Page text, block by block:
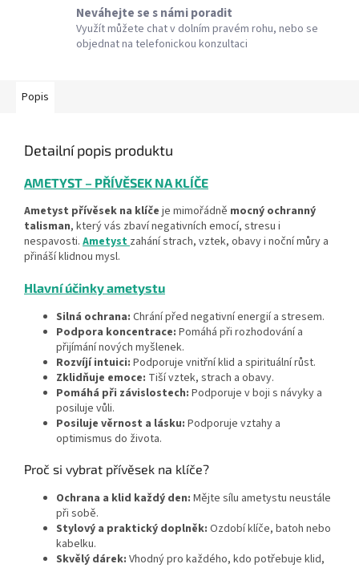
Neváhejte se s námi poradit
Využít můžete chat v dolním pravém rohu, nebo se
objednat na telefonickou konzultaci
Popis
Detailní popis produktu
AMETYST – PŘÍVĚSEK NA KLÍČE
Ametyst přívěsek na klíče je mimořádně mocný ochranný
talisman, který vás zbaví negativních emocí, stresu i
nespavosti. Ametyst zahání strach, vztek, obavy i noční můry a
přináší klidnou mysl.
Hlavní účinky ametystu
Silná ochrana: Chrání před negativní energií a stresem.
Podpora koncentrace: Pomáhá při rozhodování a
přijímání nových myšlenek.
Rozvíjí intuici: Podporuje vnitřní klid a spirituální růst.
Zklidňuje emoce: Tiší vztek, strach a obavy.
Pomáhá při závislostech: Podporuje v boji s návyky a
posiluje vůli.
Posiluje věrnost a lásku: Podporuje vztahy a
optimismus do života.
Proč si vybrat přívěsek na klíče?
Ochrana a klid každý den: Mějte sílu ametystu neustále
při sobě.
Stylový a praktický doplněk: Ozdobí klíče, batoh nebo
kabelku.
Skvělý dárek: Vhodný pro každého, kdo potřebuje klid,